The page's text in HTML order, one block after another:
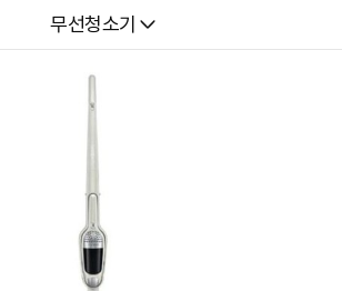
다나와
무선청소기